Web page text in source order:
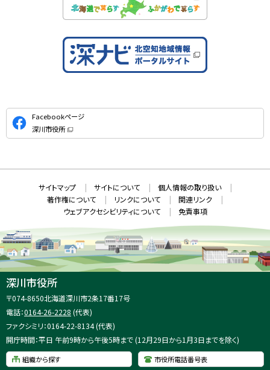
公
式
S
Facebookページ
深川市役所
（
ン
で
開
き
ま
す
メ
ニ
ュ
ー
報
サイトマップ サイトについて
個人情報の取り扱い
著作権について
リンクについて
関連リンク
ウェブアクセシビリティについて
免責事項
深川市役所
住
所
〒074-8650北海道深川市2条17番17号
電話：0164-26-2228 (代表)
ファクシミリ：0164-22-8134 (代表)
開庁時間：平日 午前9時から午後5時まで (12月29日から1月3日までを除く)
組織から探す 市役所電話番号表